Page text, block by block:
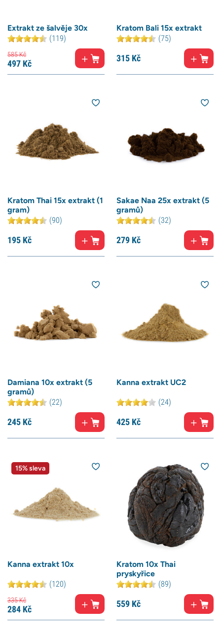
Extrakt ze šalvěje 30x
(119)
585Kč
497 Kč
Kratom Bali 15x extrakt
(75)
315 Kč
Kratom Thai 15x extrakt (1
gram)
(90)
195 Kč
Sakae Naa 25x extrakt (5
gramů)
(32)
279 Kč
Damiana 10x extrakt (5
gramů)
(22)
245 Kč
Kanna extrakt UC2
(24)
425 Kč
15% sleva
Kanna extrakt 10x
(120)
335Kč
284 Kč
Kratom 10x Thai
pryskyřice
(89)
559 Kč